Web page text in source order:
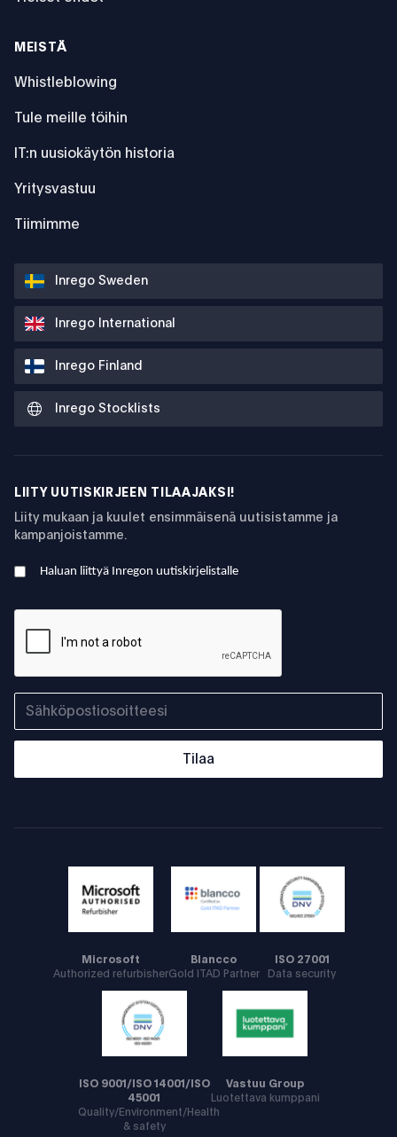
MEISTÄ
Whistleblowing
Tule meille töihin
IT:n uusiokäytön historia
Yritysvastuu
Tiimimme
Inrego Sweden
Inrego International
Inrego Finland
Inrego Stocklists
LIITY UUTISKIRJEEN TILAAJAKSI!
Liity mukaan ja kuulet ensimmäisenä uutisistamme ja
kampanjoistamme.
Haluan liittyä Inregon uutiskirjelistalle
Tilaa
Microsoft
Authorized refurbisher
Blancco
Gold ITAD Partner
ISO 27001
Data security
ISO 9001/ISO 14001/ISO
45001
Quality/Environment/Health
& safety
Vastuu Group
Luotettava kumppani